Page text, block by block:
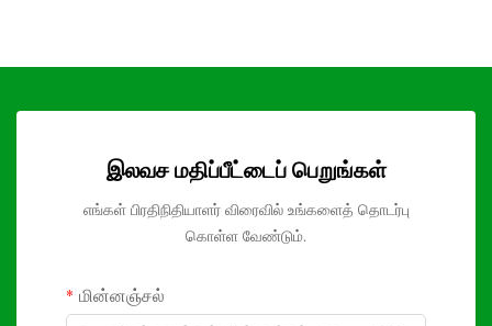
இலவச மதிப்பீட்டைப் பெறுங்கள்
எங்கள் பிரதிநிதியாளர் விரைவில் உங்களைத் தொடர்பு
கொள்ள வேண்டும்.
மின்னஞ்சல்